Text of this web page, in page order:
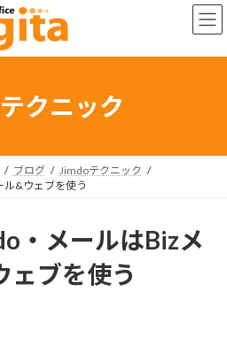
クニック
ブログ
Jimdoテクニック
ル&ウェブを使う
・メールはBizメ
ェブを使う